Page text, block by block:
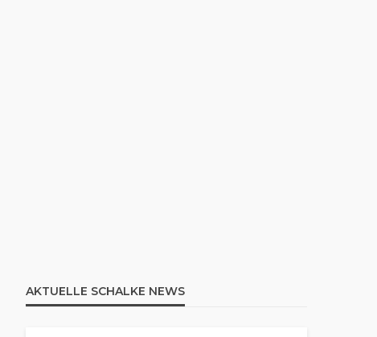
AKTUELLE SCHALKE NEWS